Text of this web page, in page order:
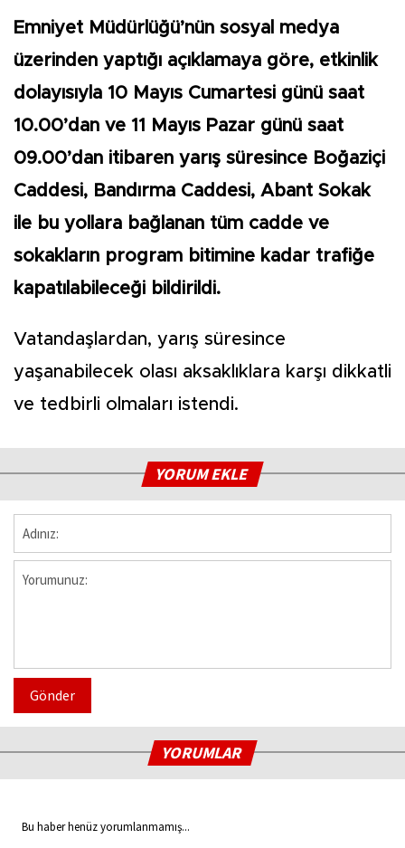
Emniyet Müdürlüğü’nün sosyal medya
üzerinden yaptığı açıklamaya göre, etkinlik
dolayısıyla 10 Mayıs Cumartesi günü saat
10.00’dan ve 11 Mayıs Pazar günü saat
09.00’dan itibaren yarış süresince Boğaziçi
Caddesi, Bandırma Caddesi, Abant Sokak
ile bu yollara bağlanan tüm cadde ve
sokakların program bitimine kadar trafiğe
kapatılabileceği bildirildi.
Vatandaşlardan, yarış süresince
yaşanabilecek olası aksaklıklara karşı dikkatli
ve tedbirli olmaları istendi.
YORUM EKLE
Gönder
YORUMLAR
Bu haber henüz yorumlanmamış...